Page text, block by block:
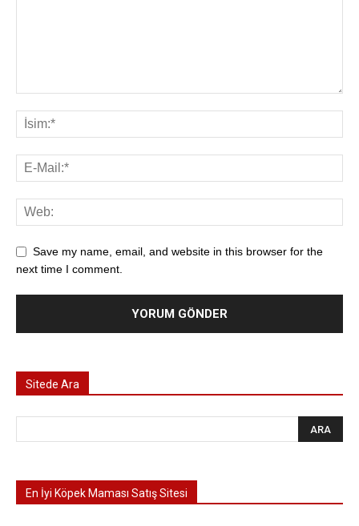
Save my name, email, and website in this browser for the
next time I comment.
Sitede Ara
En İyi Köpek Maması Satış Sitesi